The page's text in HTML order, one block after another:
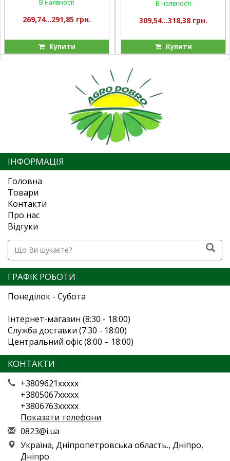
В наявності
269,74...291,85 грн.
Купити
В наявності
309,54...318,38 грн.
Купити
ІНФОРМАЦІЯ
Головна
Товари
Контакти
Про нас
Відгуки
ГРАФІК РОБОТИ
Понеділок - Субота
Інтернет-магазин (8:30 - 18:00)
Служба доставки (7:30 - 18:00)
Центральний офіс (8:00 – 18:00)
КОНТАКТИ
+3809621xxxxx
+3805067xxxxx
+3806763xxxxx
Показати телефони
0823@i.ua
Україна, Дніпропетровська область., Дніпро,
Дніпро